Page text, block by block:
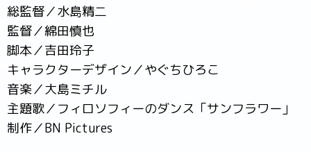
総監督／水島精二
監督／綿田慎也
脚本／吉田玲子
キャラクターデザイン／やぐちひろこ
音楽／大島ミチル
主題歌／フィロソフィーのダンス「サンフラワー」
制作／BN Pictures